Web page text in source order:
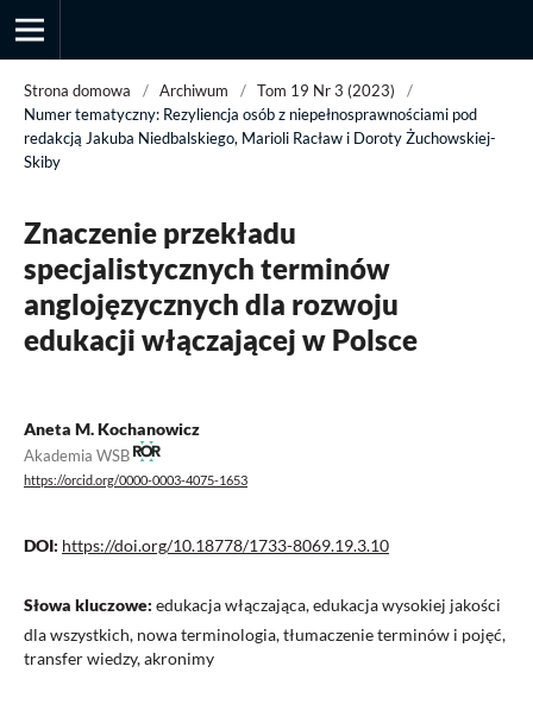
Strona domowa / Archiwum / Tom 19 Nr 3 (2023)
/
Numer tematyczny: Rezyliencja osób z niepełnosprawnościami pod
redakcją Jakuba Niedbalskiego, Marioli Racław i Doroty Żuchowskiej-
Skiby
Znaczenie przekładu
specjalistycznych terminów
anglojęzycznych dla rozwoju
edukacji włączającej w Polsce
Aneta M. Kochanowicz
Akademia WSB
https://orcid.org/0000-0003-4075-1653
DOI: https://doi.org/10.18778/1733-8069.19.3.10
Słowa kluczowe: edukacja włączająca, edukacja wysokiej jakości
dla wszystkich, nowa terminologia, tłumaczenie terminów i pojęć,
transfer wiedzy, akronimy